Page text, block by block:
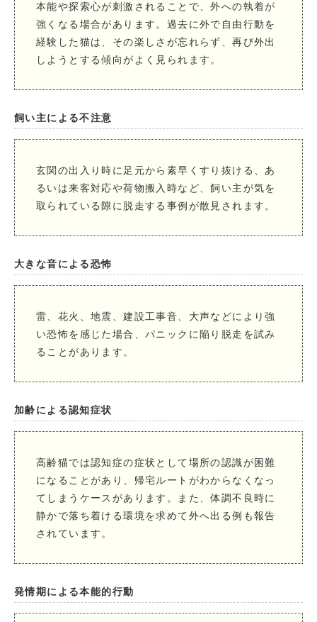
本能や探索心が刺激されることで、外への執着が
強くなる場合があります。過去に外で自由行動を
経験した猫は、その楽しさが忘れらず、再び外出
しようとする傾向がよく見られます。
飼い主による不注意
玄関の出入り時に足元から素早くすり抜ける、あ
るいは来客対応や荷物搬入時など、飼い主が気を
取られている隙に脱走する事例が散見されます。
大きな音による恐怖
雷、花火、地震、建設工事音、大声などにより強
い恐怖を感じた場合、パニックに陥り脱走を試み
ることがあります。
加齢による認知症状
高齢猫では認知症の症状として場所の認識が困難
になることがあり、帰宅ルートがわからなくなっ
てしまうケースがあります。また、体調不良時に
静かで落ち着ける環境を求めて外へ出る例も報告
されています。
発情期による本能的行動